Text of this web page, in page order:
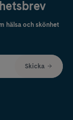
hälsa och skönhet
Skicka